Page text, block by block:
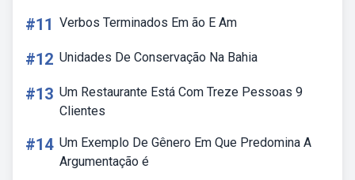
#11 Verbos Terminados Em ão E Am
#12 Unidades De Conservação Na Bahia
#13 Um Restaurante Está Com Treze Pessoas 9
Clientes
#14 Um Exemplo De Gênero Em Que Predomina A
Argumentação é